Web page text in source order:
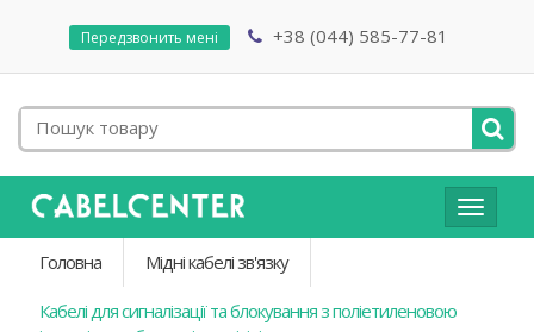
Передзвонить мені +38 (044) 585-77-81
Toggle
Головна
Мідні кабелі зв'язку
Кабелі для сигналізації та блокування з поліетиленовою